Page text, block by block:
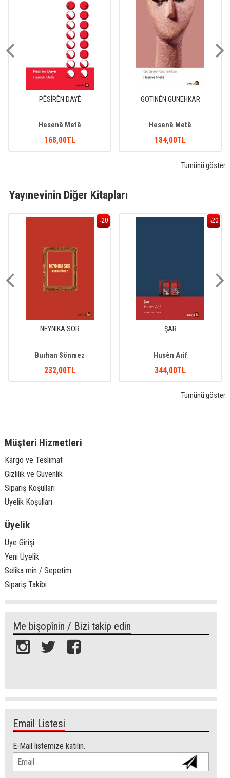
PÊSÎRÊN DAYÊ
Hesenê Metê
168,00TL
GOTINÊN GUNEHKAR
Hesenê Metê
184,00TL
Tümünü göster
Yayınevinin Diğer Kitapları
%20
NEYNIKA SOR
Burhan Sönmez
232,00TL
%20
ŞAR
Husên Arif
344,00TL
Tümünü göster
Müşteri Hizmetleri
Kargo ve Teslimat
Gizlilik ve Güvenlik
Sipariş Koşulları
Üyelik Koşulları
Üyelik
Üye Girişi
Yeni Üyelik
Selika min / Sepetim
Sipariş Takibi
Me bişopînin / Bizi takip edin
Email Listesi
E-Mail listemize katılın.